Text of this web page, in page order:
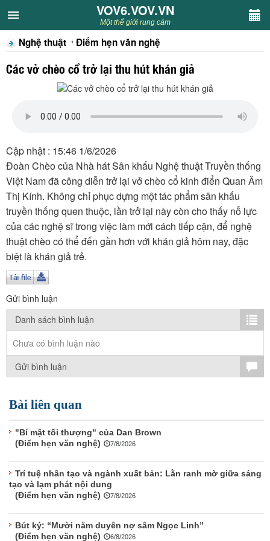
VOV6.VOV.VN
CHUYÊN MỤC
Khách VOV6
Sân khấu
Thiếu nhi
Kết nối VOV6
TÌM KIẾM
Vận hành bởi QI Corp
VOV6.VOV.VN
Một thế giới rung cảm
Nghệ thuật Điểm hẹn văn nghệ
Các vở chèo cổ trở lại thu hút khán giả
Cập nhật : 15:46 1/6/2026
Đoàn Chèo của Nhà hát Sân khấu Nghệ thuật Truyền thống
Việt Nam đã công diễn trở lại vở chèo cổ kinh điển Quan Âm
Thị Kính. Không chỉ phục dựng một tác phẩm sân khấu
truyền thống quen thuộc, lần trở lại này còn cho thấy nỗ lực
của các nghệ sĩ trong việc làm mới cách tiếp cận, để nghệ
thuật chèo có thể đến gần hơn với khán giả hôm nay, đặc
biệt là khán giả trẻ.
Gửi bình luận
Danh sách bình luận
Chưa có bình luận nào
Gửi bình luận
Bài liên quan
"Bí mật tối thượng" của Dan Brown
(Điểm hẹn văn nghệ)
7/8/2026
Trí tuệ nhân tạo và ngành xuất bản: Lằn ranh mờ giữa sáng
tạo và lạm phát nội dung
(Điểm hẹn văn nghệ)
7/8/2026
Bút ký: “Mười năm duyên nợ sâm Ngọc Linh”
(Điểm hẹn văn nghệ)
6/8/2026